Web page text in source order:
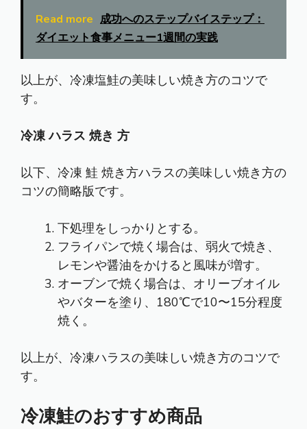
Read more 成功へのステップバイステップ：
ダイエット食事メニュー1週間の実践
以上が、冷凍塩鮭の美味しい焼き方のコツで
す。
冷凍 ハラス 焼き 方
以下、冷凍 鮭 焼き方ハラスの美味しい焼き方の
コツの簡略版です。
下処理をしっかりとする。
フライパンで焼く場合は、弱火で焼き、
レモンや醤油をかけると風味が増す。
オーブンで焼く場合は、オリーブオイル
やバターを塗り、180℃で10〜15分程度
焼く。
以上が、冷凍ハラスの美味しい焼き方のコツで
す。
冷凍鮭のおすすめ商品